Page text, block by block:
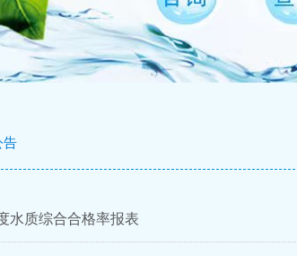
水质综合合格率报表
告